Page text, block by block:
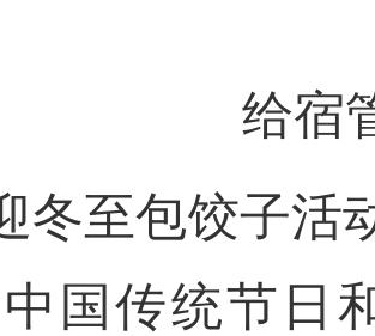
给宿
冬至包饺子活
国传统节日